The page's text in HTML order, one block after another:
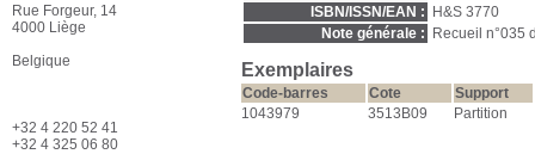
ISBN/ISSN/EAN :
H&S 3770
Note générale :
Recueil n°035
Exemplaires
Code-barres Cote
Support
1043979
3513B09 Partition
Rue Forgeur, 14
4000 Liège
Belgique
+32 4 220 52 41
+32 4 325 06 80